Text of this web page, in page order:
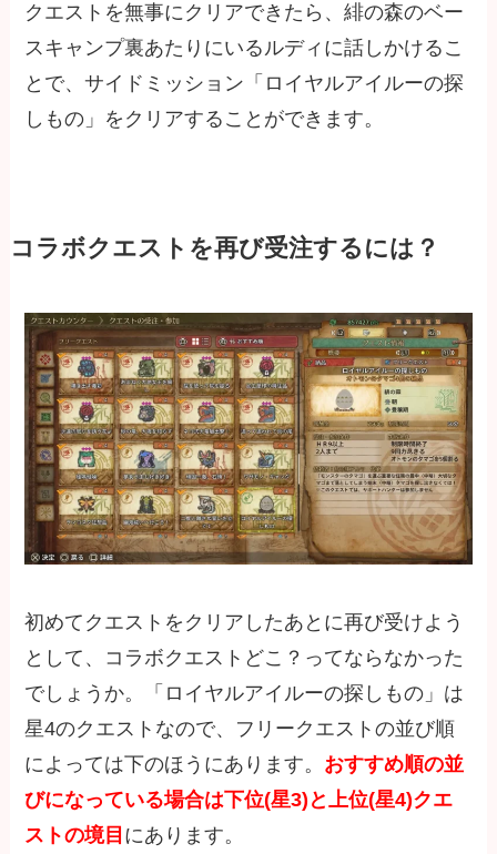
クエストを無事にクリアできたら、緋の森のベー
スキャンプ裏あたりにいるルディに話しかけるこ
とで、サイドミッション「ロイヤルアイルーの探
しもの」をクリアすることができます。
コラボクエストを再び受注するには？
初めてクエストをクリアしたあとに再び受けよう
として、コラボクエストどこ？ってならなかった
でしょうか。「ロイヤルアイルーの探しもの」は
星4のクエストなので、フリークエストの並び順
によっては下のほうにあります。 おすすめ順の並
びになっている場合は下位(星3)と上位(星4)クエ
ストの境目 にあります。